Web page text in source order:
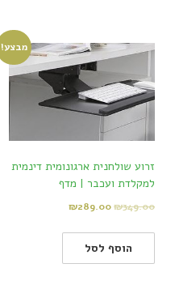
מבצע!
זרוע שולחנית ארגונומית דינמית
למקלדת ועכבר | מדף
₪349.00
₪289.00
הוסף לסל